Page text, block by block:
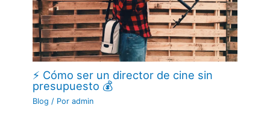
⚡ Cómo ser un director de cine sin
presupuesto 💰
Blog / Poradmin